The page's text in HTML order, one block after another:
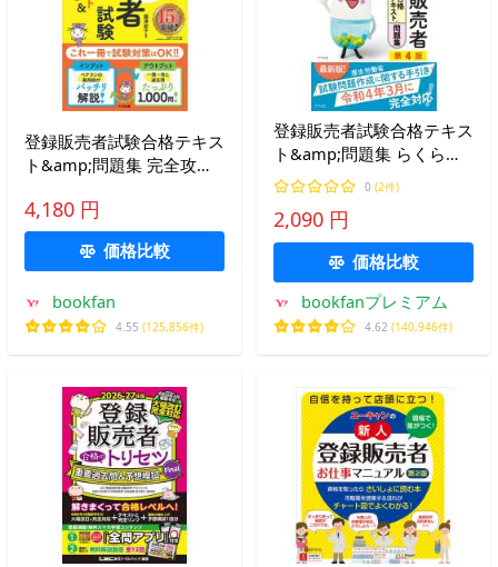
登録販売者試験合格テキス
ト&amp;問題集 完全攻略/
4,180 円
価格比較
bookfan
4.55 (125,856件)
登録販売者試験合格テキス
ト&amp;問題集 らくらく
完全攻略!/團野浩
0 (2件)
2,090 円
価格比較
bookfanプレミアム
4.62 (140,946件)